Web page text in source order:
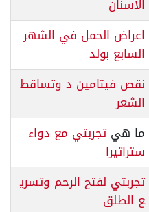
الاسنان
اعراض الحمل في الشهر
السابع بولد
نقص فيتامين د وتساقط
الشعر
ما هيتجربتي مع دواء
ستراتيرا
تجربتي لفتح الرحم وتسري
ع الطلق